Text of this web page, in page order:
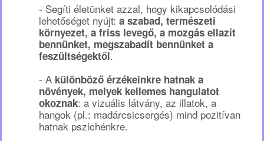
- Segíti életünket azzal, hogy kikapcsolódási
lehetőséget nyújt: a szabad, természeti
környezet, a friss levegő, a mozgás ellazít
bennünket, megszabadít bennünket a
feszültségektől.
- A különböző érzékeinkre hatnak a
növények, melyek kellemes hangulatot
okoznak: a vizuális látvány, az illatok, a
hangok (pl.: madárcsicsergés) mind pozitívan
hatnak pszichénkre.